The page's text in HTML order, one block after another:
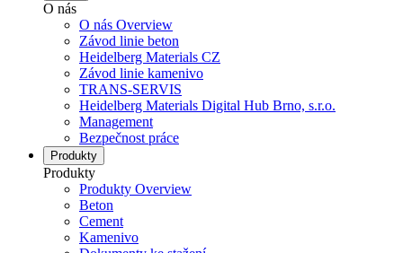
O nás
O nás Overview
Závod linie beton
Heidelberg Materials CZ
Závod linie kamenivo
TRANS-SERVIS
Heidelberg Materials Digital Hub Brno, s.r.o.
Management
Bezpečnost práce
Produkty
Produkty
Produkty Overview
Beton
Cement
Kamenivo